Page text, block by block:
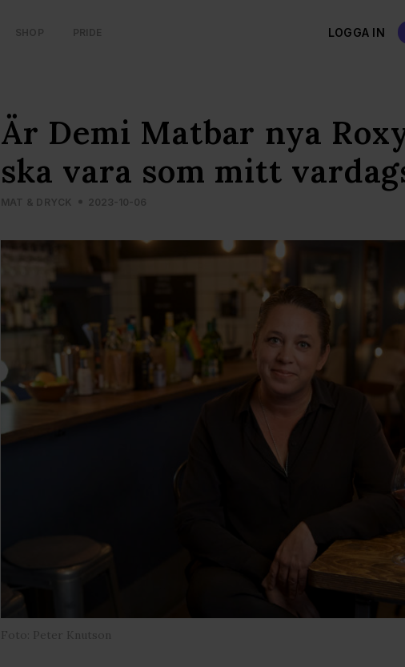
SHOP PRIDE LOGGA IN
Är Demi Matbar nya
ska vara som mitt
MAT & DRYCK 2023-10-06
Foto: Peter Knutson